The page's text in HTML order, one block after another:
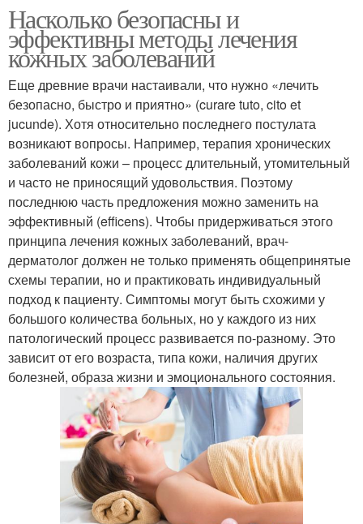
Насколько безопасны и
эффективны методы лечения
кожных заболеваний
Еще древние врачи настаивали, что нужно «лечить
безопасно, быстро и приятно» (curare tuto, cito et
jucunde). Хотя относительно последнего постулата
возникают вопросы. Например, терапия хронических
заболеваний кожи – процесс длительный, утомительный
и часто не приносящий удовольствия. Поэтому
последнюю часть предложения можно заменить на
эффективный (efficens). Чтобы придерживаться этого
принципа лечения кожных заболеваний, врач-
дерматолог должен не только применять общепринятые
схемы терапии, но и практиковать индивидуальный
подход к пациенту. Симптомы могут быть схожими у
большого количества больных, но у каждого из них
патологический процесс развивается по-разному. Это
зависит от его возраста, типа кожи, наличия других
болезней, образа жизни и эмоционального состояния.